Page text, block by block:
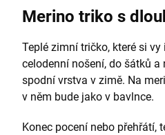
Merino triko s
Teplé zimní tričko, které si
celodenní nošení, do šátků
spodní vrstva v zimě. Na
v něm bude jako v bavlnce.
Konec pocení nebo přehřátí,